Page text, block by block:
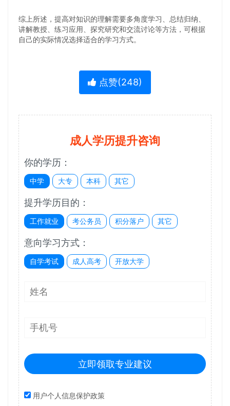
综上所述，提高对知识的理解需要多角度学习、总结归纳、
讲解教授、练习应用、探究研究和交流讨论等方法，可根据
自己的实际情况选择适合的学习方式。
点赞(248)
成人学历提升咨询
你的学历：
中学 大专 本科 其它
提升学历目的：
工作就业 考公务员 积分落户 其它
意向学习方式：
自学考试 成人高考 开放大学
立即领取专业建议
用户个人信息保护政策